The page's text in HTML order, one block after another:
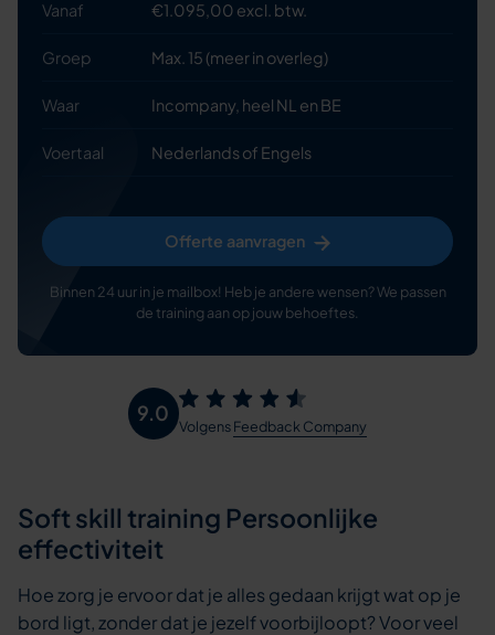
Soft skill training Persoonlijke
effectiviteit
Hoe zorg je ervoor dat je alles gedaan krijgt wat op je
bord ligt, zonder dat je jezelf voorbijloopt? Voor veel
Vanaf €1.095,00 excl. btw.
Groep Max. 15 (meer in overleg)
Waar Incompany, heel NL en BE
Voertaal Nederlands of Engels
Offerte aanvragen
Binnen 24 uur in je mailbox! Heb je andere wensen? We passen
de training aan op jouw behoeftes.
9.0
VolgensFeedback Company